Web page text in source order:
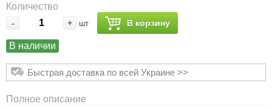
Количество
- + шт В корзину
В наличии
Быстрая доставка по всей Украине >>
Полное описание
Семена редьки
Семена салата
Удобрения «Чистый лист» в палочках
Удобрения «Чистый лист» Успех
Средства защиты от колорадского жука
Средства защиты от тараканов, прусаков,